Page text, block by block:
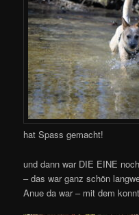
hat Spass gemacht!
und dann war DIE EINE
– das war ganz schön
Anue da war – mit dem